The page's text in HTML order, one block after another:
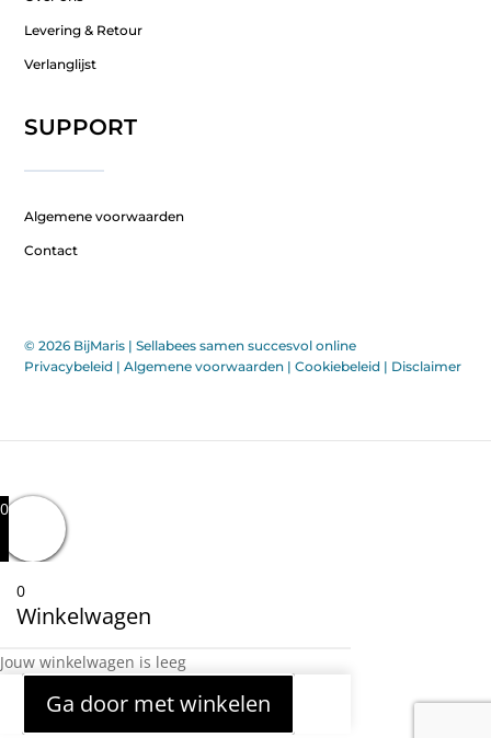
Levering & Retour
Verlanglijst
SUPPORT
Algemene voorwaarden
Contact
© 2026 BijMaris |Sellabees samen succesvol online
Privacybeleid |Algemene voorwaarden |Cookiebeleid | Disclaimer
0
0
Winkelwagen
Jouw winkelwagen is leeg
Ga door met winkelen